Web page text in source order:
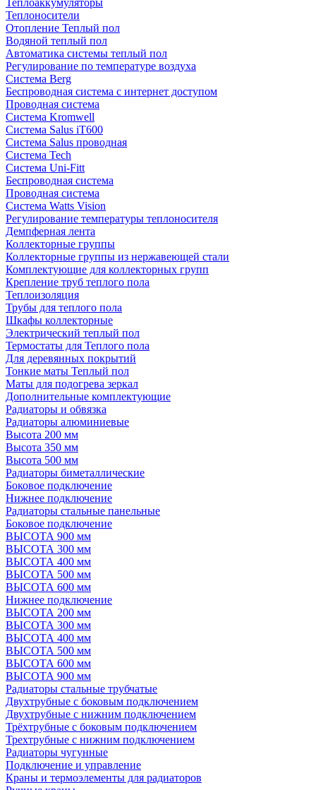
Теплоносители
Отопление Теплый пол
Водяной теплый пол
Автоматика системы теплый пол
Регулирование по температуре воздуха
Система Berg
Беспроводная система с интернет доступом
Проводная система
Система Kromwell
Система Salus iT600
Система Salus проводная
Система Tech
Система Uni-Fitt
Беспроводная система
Проводная система
Система Watts Vision
Регулирование температуры теплоносителя
Демпферная лента
Коллекторные группы
Коллекторные группы из нержавеющей стали
Комплектующие для коллекторных групп
Крепление труб теплого пола
Теплоизоляция
Трубы для теплого пола
Шкафы коллекторные
Электрический теплый пол
Термостаты для Теплого пола
Для деревянных покрытий
Тонкие маты Теплый пол
Маты для подогрева зеркал
Дополнительные комплектующие
Радиаторы и обвязка
Радиаторы алюминиевые
Высота 200 мм
Высота 350 мм
Высота 500 мм
Радиаторы биметаллические
Боковое подключение
Нижнее подключение
Радиаторы стальные панельные
Боковое подключение
ВЫСОТА 900 мм
ВЫСОТА 300 мм
ВЫСОТА 400 мм
ВЫСОТА 500 мм
ВЫСОТА 600 мм
Нижнее подключение
ВЫСОТА 200 мм
ВЫСОТА 300 мм
ВЫСОТА 400 мм
ВЫСОТА 500 мм
ВЫСОТА 600 мм
ВЫСОТА 900 мм
Радиаторы стальные трубчатые
Двухтрубные с боковым подключением
Двухтрубные с нижним подключением
Трёхтрубные с боковым подключением
Трехтрубные с нижним подключением
Радиаторы чугунные
Подключение и управление
Краны и термоэлементы для радиаторов